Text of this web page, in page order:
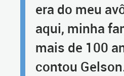
era do meu
aqui, minha
mais de 100
contou